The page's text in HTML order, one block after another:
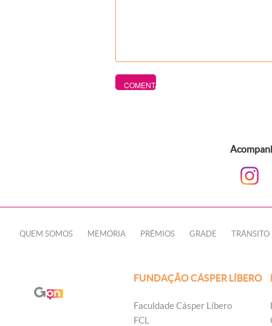
QUEM SOMOS MEMÓRIA PRÊMIOS GRADE TRÂNSITO
FUNDAÇÃO CÁSPER LÍBERO
Faculdade Cásper Líbero
FCL